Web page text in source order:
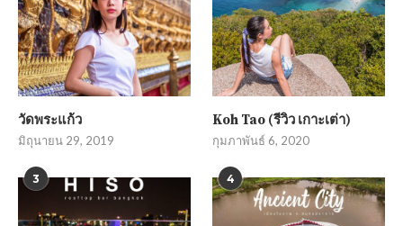
วัดพระแก้ว
มิถุนายน 29, 2019
Koh Tao (รีวิว เกาะเต่า)
กุมภาพันธ์ 6, 2020
3 4